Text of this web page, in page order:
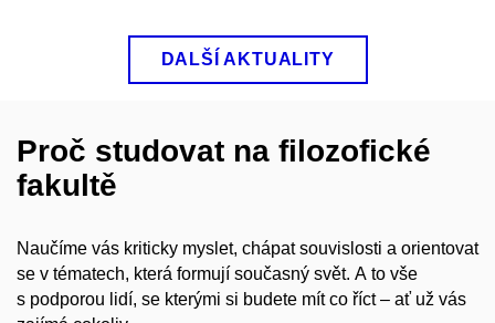
DALŠÍ AKTUALITY
Proč studovat na filozofické
fakultě
Naučíme vás kriticky myslet, chápat souvislosti a orientovat
se v tématech, která formují současný svět. A to vše
s podporou lidí, se kterými si budete mít co říct – ať už vás